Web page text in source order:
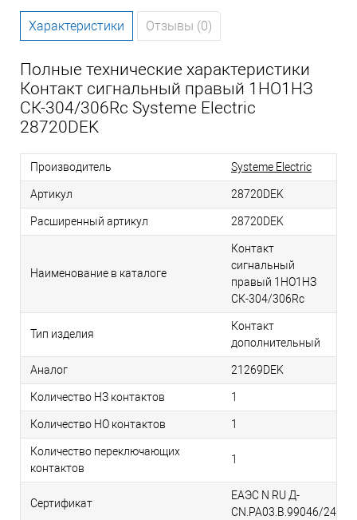
Характеристики Отзывы (0)
Полные технические характеристики
Контакт сигнальный правый 1НО1НЗ
СК-304/306Rc Systeme Electric
28720DEK
Производитель Systeme Electric
Артикул 28720DEK
Расширенный артикул 28720DEK
Наименование в каталоге
Контакт
сигнальный
правый 1НО1НЗ
СК-304/306Rc
Тип изделия
Контакт
дополнительный
Аналог 21269DEK
Количество НЗ контактов 1
Количество НО контактов 1
Количество переключающих
контактов
1
Сертификат
ЕАЭС N RU Д-
CN.РА03.В.99046/24